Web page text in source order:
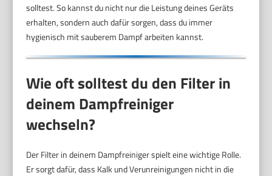
solltest. So kannst du nicht nur die Leistung deines Geräts
erhalten, sondern auch dafür sorgen, dass du immer
hygienisch mit sauberem Dampf arbeiten kannst.
Wie oft solltest du den Filter in
deinem Dampfreiniger
wechseln?
Der Filter in deinem Dampfreiniger spielt eine wichtige Rolle.
Er sorgt dafür, dass Kalk und Verunreinigungen nicht in die